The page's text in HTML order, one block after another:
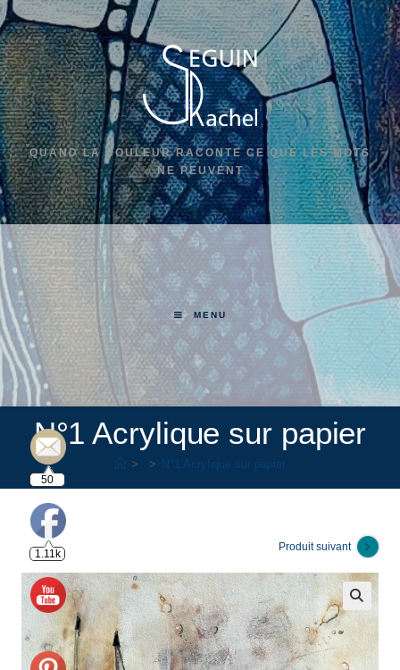
QUAND LA COULEUR RACONTE CE QUE LES MOTS
NE PEUVENT
MENU
N°1 Acrylique sur papier
> > N°1 Acrylique sur papier
Produit suivant
🔍
50
1.11k